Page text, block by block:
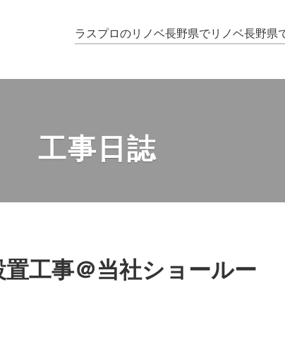
ラスプロのリノベ長野県でリノベ長野県
工事日誌
工事＠当社ショールー